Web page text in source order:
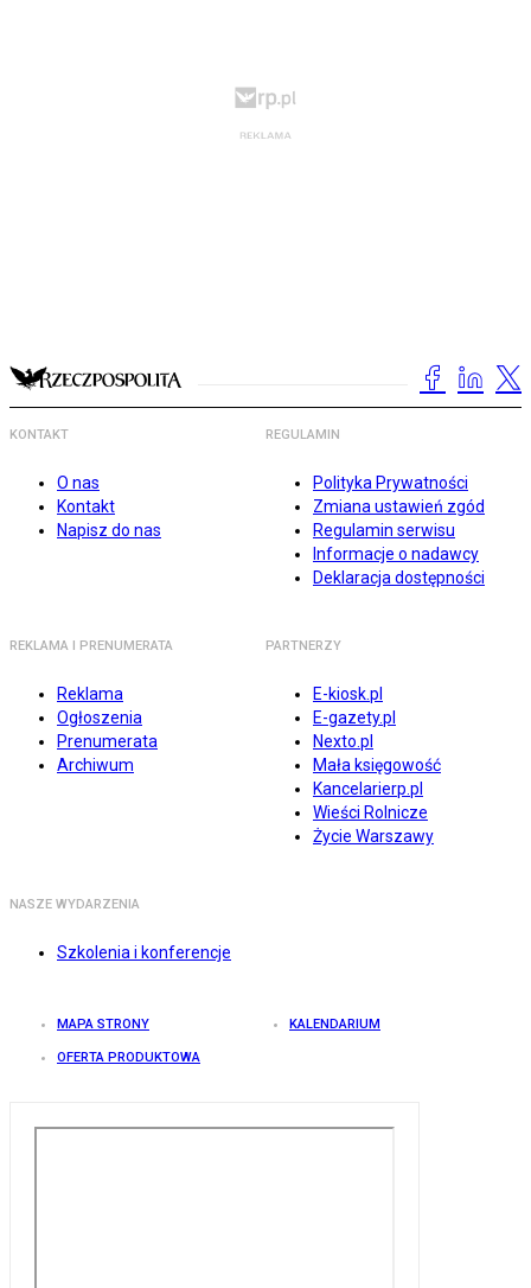
KONTAKT
O nas
Kontakt
Napisz do nas
REGULAMIN
Polityka Prywatności
Zmiana ustawień zgód
Regulamin serwisu
Informacje o nadawcy
Deklaracja dostępności
REKLAMA I PRENUMERATA
Reklama
Ogłoszenia
Prenumerata
Archiwum
PARTNERZY
E-kiosk.pl
E-gazety.pl
Nexto.pl
Mała księgowość
Kancelarierp.pl
Wieści Rolnicze
Życie Warszawy
NASZE WYDARZENIA
Szkolenia i konferencje
MAPA STRONY KALENDARIUM
OFERTA PRODUKTOWA